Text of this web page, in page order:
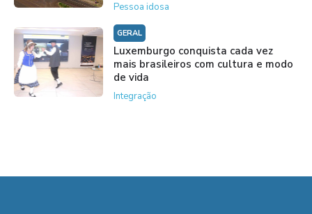
Pessoa idosa
GERAL
Luxemburgo conquista cada vez
mais brasileiros com cultura e modo
de vida
Integração